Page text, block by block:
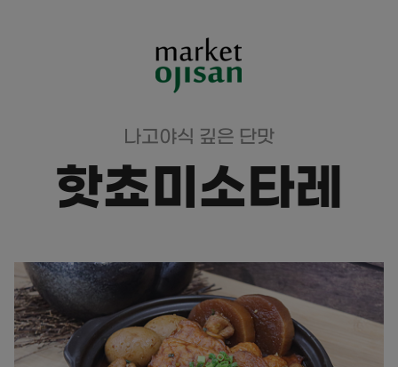
나고야식 깊은 단맛
핫쵸미소타레